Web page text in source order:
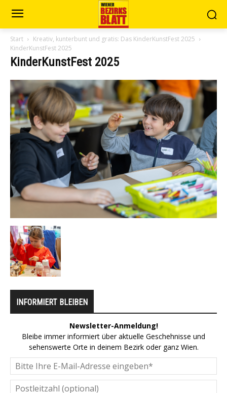
Start
Kreativ, kunterbunt und gratis: Das KinderKunstFest 2025
KinderKunstFest 2025
KinderKunstFest 2025
INFORMIERT BLEIBEN
Newsletter-Anmeldung!
Bleibe immer informiert über aktuelle Geschehnisse und
sehenswerte Orte in deinem Bezirk oder ganz Wien.